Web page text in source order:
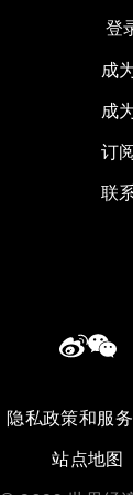
登
成
成
订
联
隐私政策和服
站点地图